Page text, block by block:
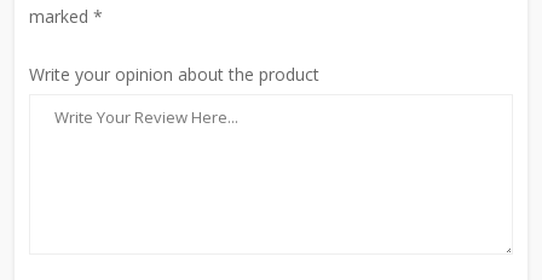
marked *
Write your opinion about the product